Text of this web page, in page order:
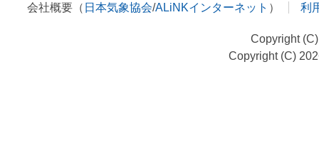
会社概要（ 日本気象協会/ALiNKインターネット ） 利
Copyright
Copyright (C)